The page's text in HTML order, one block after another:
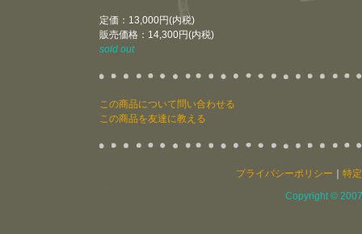
定価：13,000円(内税)
販売価格：14,300円(内税)
sold out
この商品について問い合わせる
この商品を友達に教える
プライバシーポリシー
特
Copyright ©